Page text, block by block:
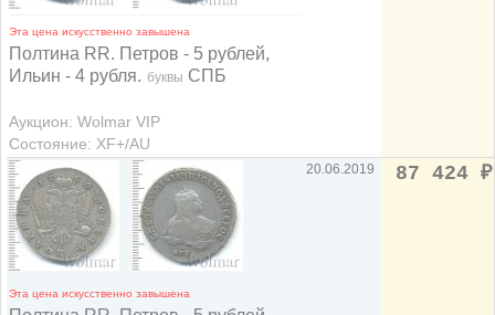
Эта цена искусственно завышена
Полтина RR. Петров - 5 рублей,
Ильин - 4 рубля. буквы СПБ
Аукцион: Wolmar VIP
Состояние: XF+/AU
Эта цена искусственно завышена
20.06.2019 87 424 ₽